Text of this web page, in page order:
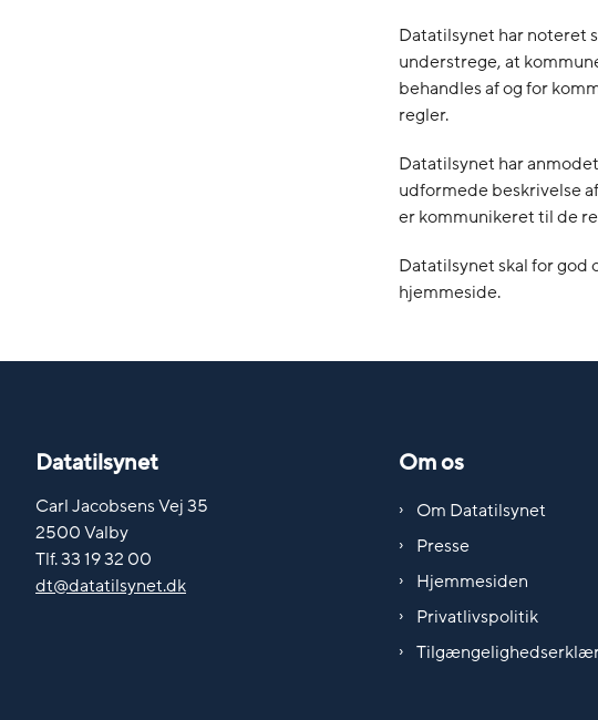
Datatilsynet har noteret
understrege, at
behandles af og for
regler.
Datatilsynet har
udformede beskrivelse
er kommunikeret til de
Datatilsynet skal for god
hjemmeside.
Datatilsynet
Carl Jacobsens Vej 35
2500 Valby
Tlf. 33 19 32 00
dt@datatilsynet.dk
Om os
Om Datatilsynet
Presse
Hjemmesiden
Privatlivspolitik